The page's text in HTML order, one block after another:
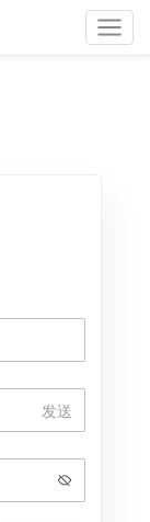
发送